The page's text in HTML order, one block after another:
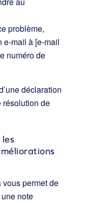
problème,
e-mail à [e-mail
numéro de
déclaration
résolution de
vous permet de
note